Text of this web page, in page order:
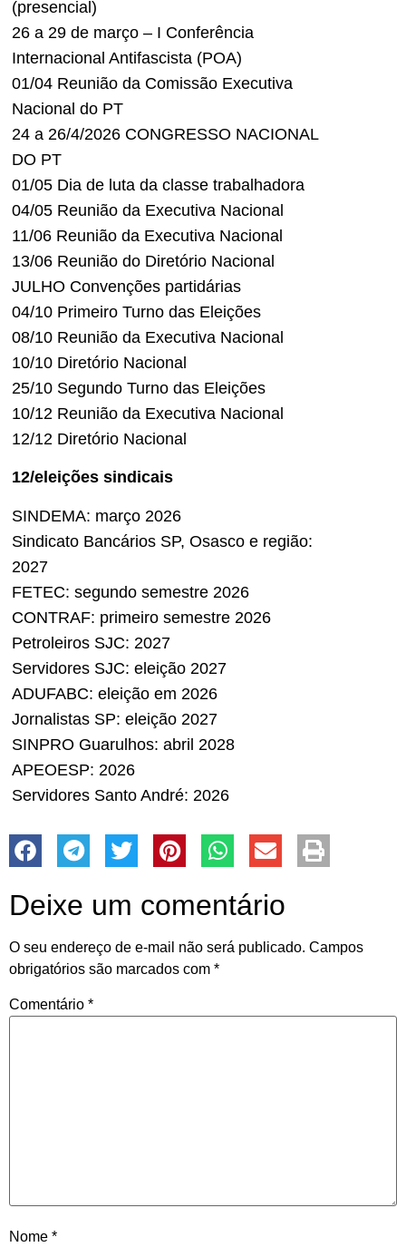
(presencial)
26 a 29 de março – I Conferência
Internacional Antifascista (POA)
01/04 Reunião da Comissão Executiva
Nacional do PT
24 a 26/4/2026 CONGRESSO NACIONAL
DO PT
01/05 Dia de luta da classe trabalhadora
04/05 Reunião da Executiva Nacional
11/06 Reunião da Executiva Nacional
13/06 Reunião do Diretório Nacional
JULHO Convenções partidárias
04/10 Primeiro Turno das Eleições
08/10 Reunião da Executiva Nacional
10/10 Diretório Nacional
25/10 Segundo Turno das Eleições
10/12 Reunião da Executiva Nacional
12/12 Diretório Nacional
12/eleições sindicais
SINDEMA: março 2026
Sindicato Bancários SP, Osasco e região:
2027
FETEC: segundo semestre 2026
CONTRAF: primeiro semestre 2026
Petroleiros SJC: 2027
Servidores SJC: eleição 2027
ADUFABC: eleição em 2026
Jornalistas SP: eleição 2027
SINPRO Guarulhos: abril 2028
APEOESP: 2026
Servidores Santo André: 2026
Deixe um comentário
O seu endereço de e-mail não será publicado. Campos
obrigatórios são marcados com *
Comentário *
Nome *